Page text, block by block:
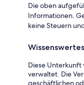
Die oben
Informationen.
keine Steuern
Wissenswertes
Diese
verwaltet. Die
geschäftlichen